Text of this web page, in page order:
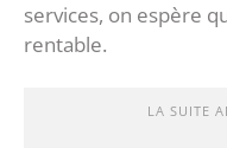
services, on espère
rentable.
LA SUITE